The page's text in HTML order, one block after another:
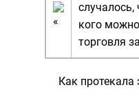
кого
торговля
Как протекала